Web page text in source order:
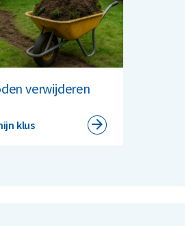
verwijderen
klus